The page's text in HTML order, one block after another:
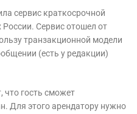
сервис краткосрочной
Сервис отошел от
транзакционной модели
(есть у редакции)
что гость сможет
Для этого арендатору нужно